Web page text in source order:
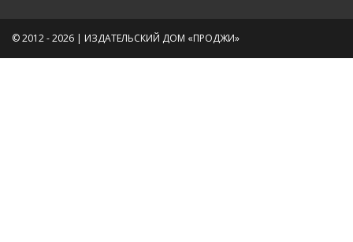
© 2012 - 2026 | ИЗДАТЕЛЬСКИЙ ДОМ «ПРОДЖИ»